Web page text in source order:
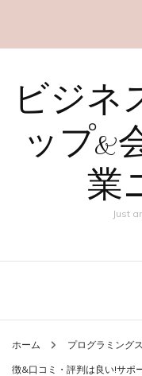
ビジネ
ップ&
業
Just
ホーム プログラミング
徴&口コミ・評判は良い!サポ